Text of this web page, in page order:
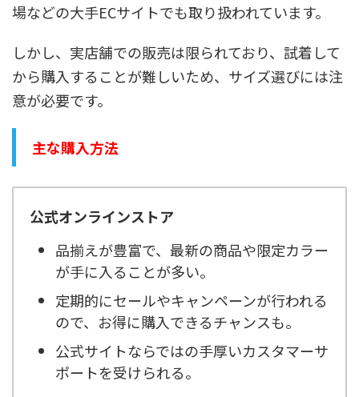
場などの大手ECサイトでも取り扱われています。
しかし、実店舗での販売は限られており、試着して
から購入することが難しいため、サイズ選びには注
意が必要です。
主な購入方法
公式オンラインストア
品揃えが豊富で、最新の商品や限定カラー
が手に入ることが多い。
定期的にセールやキャンペーンが行われる
ので、お得に購入できるチャンスも。
公式サイトならではの手厚いカスタマーサ
ポートを受けられる。